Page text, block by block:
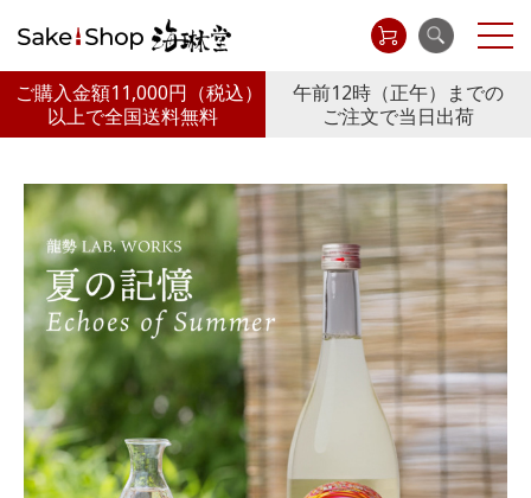
ご購入金額11,000円 （税込）
以上で全国送料無料
午前12時（正午）までの
ご注文で当日出荷